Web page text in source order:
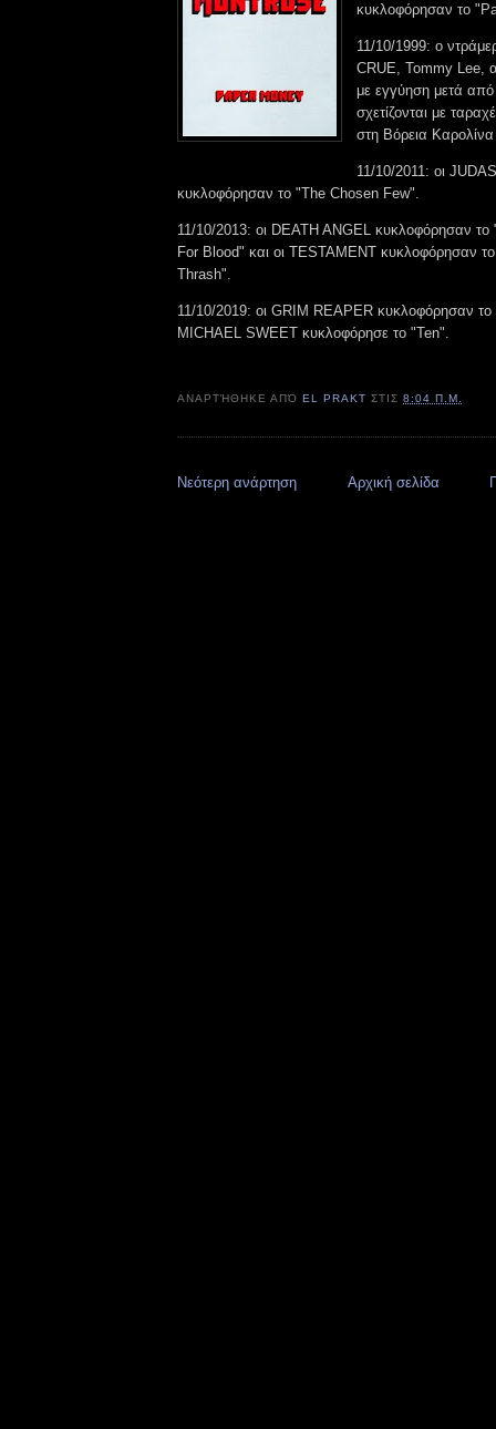
κυκλοφόρησαν το
11/10/1999: ο
CRUE, Tommy Lee,
με εγγύηση μετά από
σχετίζονται με
στη Βόρεια
11/10/2011: οι
κυκλοφόρησαν το "The Chosen Few".
11/10/2013: οι DEATH ANGEL κυκλοφόρησαν
For Blood" και οι TESTAMENT κυκλοφόρησαν
Thrash".
11/10/2019: οι GRIM REAPER κυκλοφόρησαν
MICHAEL SWEET κυκλοφόρησε το "Ten".
ΑΝΑΡΤΉΘΗΚΕ ΑΠΌEL PRAKT ΣΤΙΣ8:04 Π.Μ.
Νεότερη ανάρτηση Αρχική σελίδα